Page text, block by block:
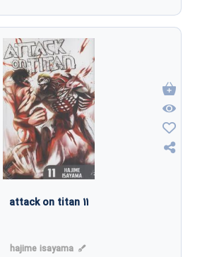
attack on titan 11
hajime isayama